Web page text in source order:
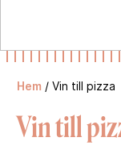
Hem / Vin till pizza
Vin till